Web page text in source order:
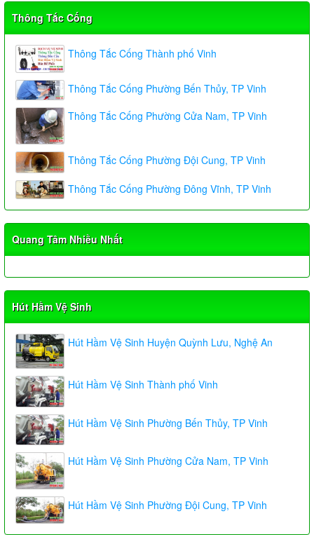
Thông Tắc Cống
Thông Tắc Cống Thành phố Vinh
Thông Tắc Cống Phường Bến Thủy, TP Vinh
Thông Tắc Cống Phường Cửa Nam, TP Vinh
Thông Tắc Cống Phường Đội Cung, TP Vinh
Thông Tắc Cống Phường Đông Vĩnh, TP Vinh
Quang Tâm Nhiều Nhất
Hút Hầm Vệ Sinh
Hút Hầm Vệ Sinh Huyện Quỳnh Lưu, Nghệ An
Hút Hầm Vệ Sinh Thành phố Vinh
Hút Hầm Vệ Sinh Phường Bến Thủy, TP Vinh
Hút Hầm Vệ Sinh Phường Cửa Nam, TP Vinh
Hút Hầm Vệ Sinh Phường Đội Cung, TP Vinh